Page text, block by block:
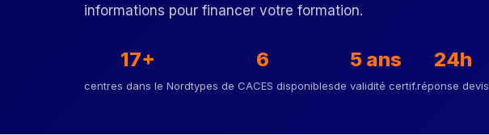
informations pour financer votre formation.
17+
centres dans le Nord
6
types de CACES disponibles
5 ans
de validité certif.
24h
réponse devis